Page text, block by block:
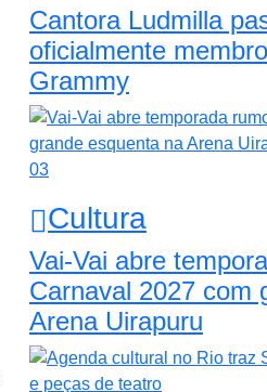
Cantora Ludmilla
oficialmente
Grammy
03
Cultura
Vai-Vai abre
Carnaval 2027 com
Arena Uirapuru